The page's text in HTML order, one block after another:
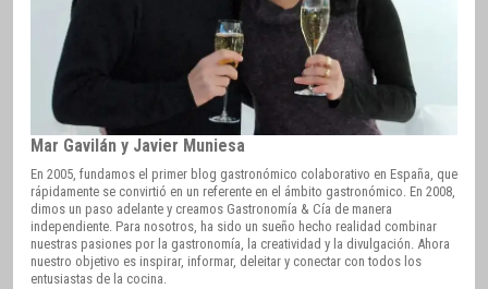
Mar Gavilán y Javier Muniesa
En 2005, fundamos el primer blog gastronómico colaborativo en España, que
rápidamente se convirtió en un referente en el ámbito gastronómico. En 2008,
dimos un paso adelante y creamos Gastronomía & Cía de manera
independiente. Para nosotros, ha sido un sueño hecho realidad combinar
nuestras pasiones por la gastronomía, la creatividad y la divulgación. Ahora
nuestro objetivo es inspirar, informar, deleitar y conectar con todos los
entusiastas de la cocina.